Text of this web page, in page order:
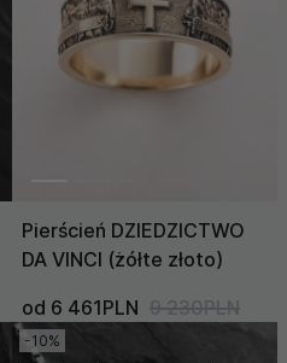
Pierścień DZIEDZICTWO
DA VINCI (żółte złoto)
od 6 461PLN 9 230PLN
-10%